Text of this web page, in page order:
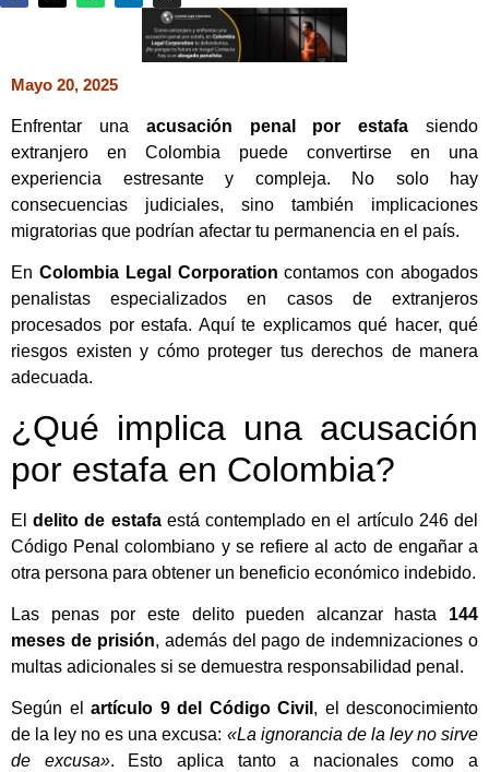
Mayo 20, 2025
Enfrentar una acusación penal por estafa siendo
extranjero en Colombia puede convertirse en una
experiencia estresante y compleja. No solo hay
consecuencias judiciales, sino también implicaciones
migratorias que podrían afectar tu permanencia en el país.
En Colombia Legal Corporation contamos con abogados
penalistas especializados en casos de extranjeros
procesados por estafa. Aquí te explicamos qué hacer, qué
riesgos existen y cómo proteger tus derechos de manera
adecuada.
¿Qué implica una acusación
por estafa en Colombia?
Eldelito de estafaestá contemplado en el artículo 246 del
Código Penal colombiano y se refiere al acto de engañar a
otra persona para obtener un beneficio económico indebido.
Las penas por este delito pueden alcanzar hasta 144
meses de prisión, además del pago de indemnizaciones o
multas adicionales si se demuestra responsabilidad penal.
Según el artículo 9 del Código Civil , el desconocimiento
de la ley no es una excusa: «La ignorancia de la ley no sirve
de excusa». Esto aplica tanto a nacionales como a